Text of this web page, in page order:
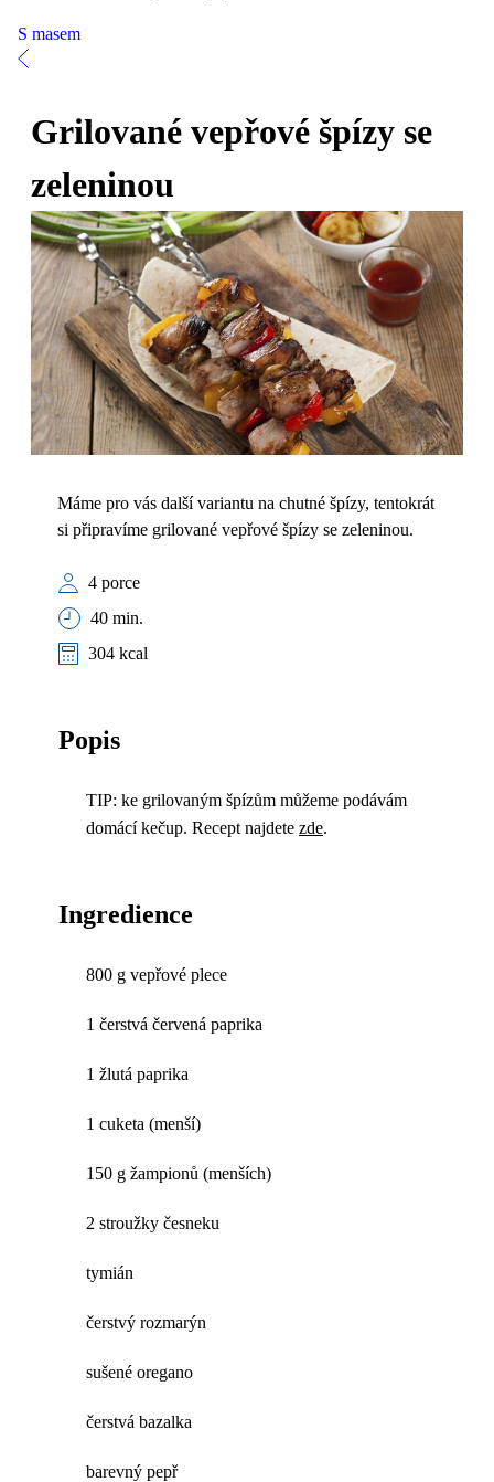
S masem
Grilované vepřové špízy se
zeleninou
Máme pro vás další variantu na chutné špízy, tentokrát
si připravíme grilované vepřové špízy se zeleninou.
4 porce
40 min.
304 kcal
Popis
TIP: ke grilovaným špízům můžeme podávám
domácí kečup. Recept najdete zde.
Ingredience
800 g vepřové plece
1 čerstvá červená paprika
1 žlutá paprika
1 cuketa (menší)
150 g žampionů (menších)
2 stroužky česneku
tymián
čerstvý rozmarýn
sušené oregano
čerstvá bazalka
barevný pepř